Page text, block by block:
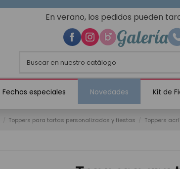
En verano, los pedidos pueden
Galería
Fechas especiales Novedades Kit de
Toppers para tartas personalizados y fiestas Toppers